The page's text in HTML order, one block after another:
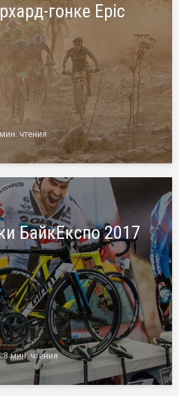
гонке Epic
чтения
БайкЕкспо 2017
8 мин. чтения